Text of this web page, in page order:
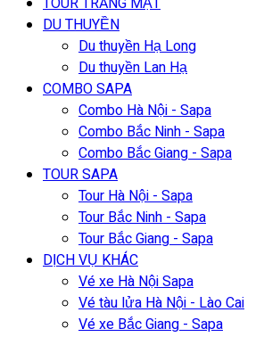
DU THUYỀN
Du thuyền Hạ Long
Du thuyền Lan Hạ
COMBO SAPA
Combo Hà Nội - Sapa
Combo Bắc Ninh - Sapa
Combo Bắc Giang - Sapa
TOUR SAPA
Tour Hà Nội - Sapa
Tour Bắc Ninh - Sapa
Tour Bắc Giang - Sapa
DỊCH VỤ KHÁC
Vé xe Hà Nội Sapa
Vé tàu lửa Hà Nội - Lào Cai
Vé xe Bắc Giang - Sapa